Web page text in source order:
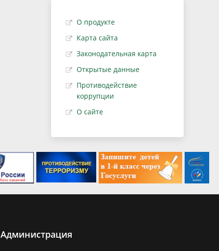
О продукте
Карта сайта
Законодательная карта
Открытые данные
Противодействие
коррупции
О сайте
Администрация